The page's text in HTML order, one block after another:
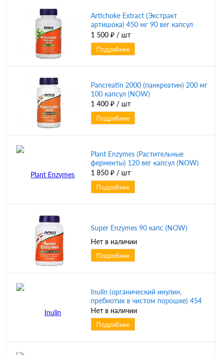
Artichoke Extract (Экстракт
артишока) 450 мг 90 вег капсул
(NOW)
1 500 ₽ / шт
Подробнее
Pancreatin 2000 (панкреатин) 200 мг
100 капсул (NOW)
1 400 ₽ / шт
Подробнее
Plant Enzymes (Растительные
ферменты) 120 вег капсул (NOW)
1 850 ₽ / шт
Подробнее
Super Enzymes 90 капс (NOW)
Нет в наличии
Подробнее
Inulin (органический инулин,
пребиотик в чистом порошке) 454
гр (NOW)
Нет в наличии
Подробнее